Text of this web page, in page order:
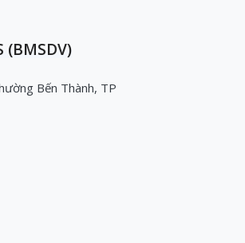
Bến Thành, TP